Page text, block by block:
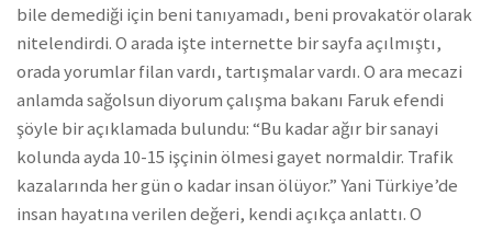
bile demediği için beni tanıyamadı, beni provakatör olarak
nitelendirdi. O arada işte internette bir sayfa açılmıştı,
orada yorumlar filan vardı, tartışmalar vardı. O ara mecazi
anlamda sağolsun diyorum çalışma bakanı Faruk efendi
şöyle bir açıklamada bulundu: “Bu kadar ağır bir sanayi
kolunda ayda 10-15 işçinin ölmesi gayet normaldir. Trafik
kazalarında her gün o kadar insan ölüyor.” Yani Türkiye’de
insan hayatına verilen değeri, kendi açıkça anlattı. O